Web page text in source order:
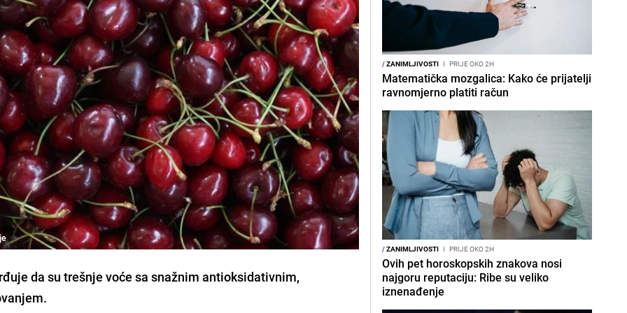
da su trešnje voće sa snažnim antioksidativnim,
/ZANIMLJIVOSTI I PRIJE OKO 2H
Matematička mozgalica: Kako će prijatelji
ravnomjerno platiti račun
/ZANIMLJIVOSTI I PRIJE OKO 2H
Ovih pet horoskopskih znakova nosi
najgoru reputaciju: Ribe su veliko
iznenađenje